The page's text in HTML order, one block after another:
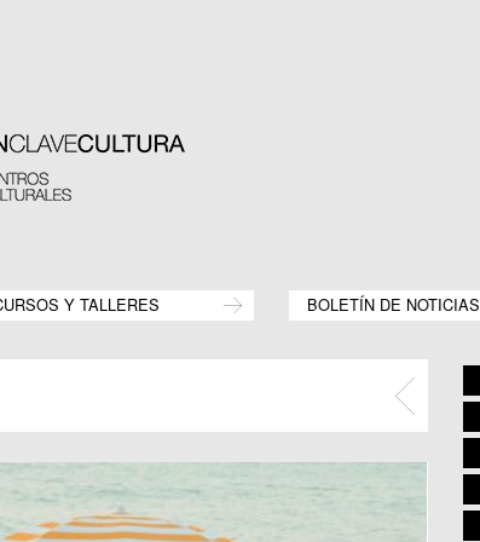
Y TALLERES BOLETÍN DE NOTICIAS